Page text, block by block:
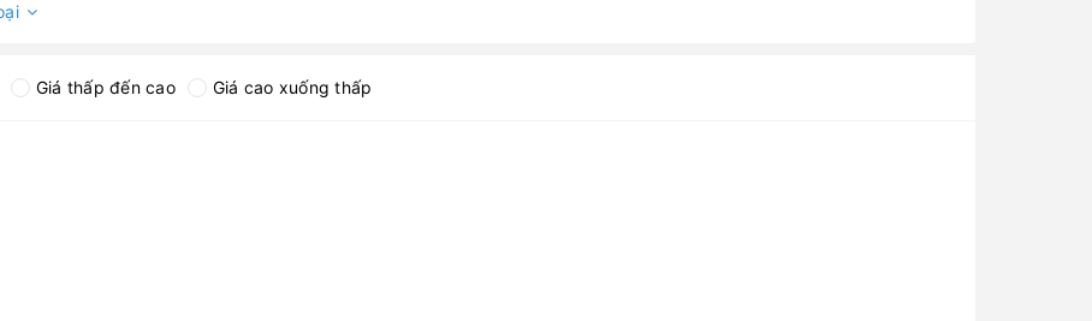
Giá thấp đến cao Giá cao xuống thấp